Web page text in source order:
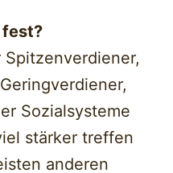
fest?
Sozialsysteme
stärker treffen
anderen